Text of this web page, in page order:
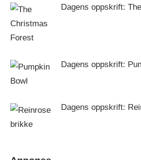
Dagens oppskrift:
Dagens oppskrift:
Dagens oppskrift: